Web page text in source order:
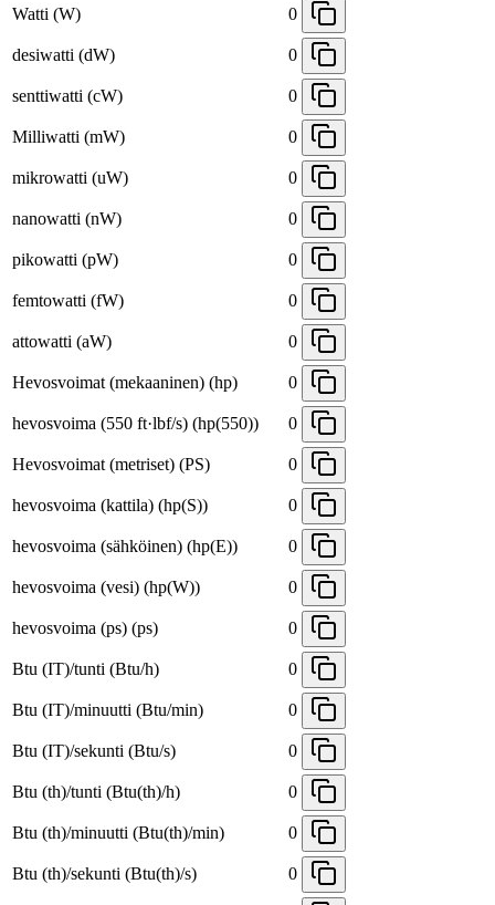
Watti (W) 0
desiwatti (dW) 0
senttiwatti (cW) 0
Milliwatti (mW) 0
mikrowatti (uW) 0
nanowatti (nW) 0
pikowatti (pW) 0
femtowatti (fW) 0
attowatti (aW) 0
Hevosvoimat (mekaaninen) (hp) 0
hevosvoima (550 ft·lbf/s) (hp(550)) 0
Hevosvoimat (metriset) (PS) 0
hevosvoima (kattila) (hp(S)) 0
hevosvoima (sähköinen) (hp(E)) 0
hevosvoima (vesi) (hp(W)) 0
hevosvoima (ps) (ps) 0
Btu (IT)/tunti (Btu/h) 0
Btu (IT)/minuutti (Btu/min) 0
Btu (IT)/sekunti (Btu/s) 0
Btu (th)/tunti (Btu(th)/h) 0
Btu (th)/minuutti (Btu(th)/min) 0
Btu (th)/sekunti (Btu(th)/s) 0